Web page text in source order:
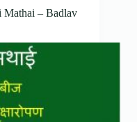
Mathai – Badlav